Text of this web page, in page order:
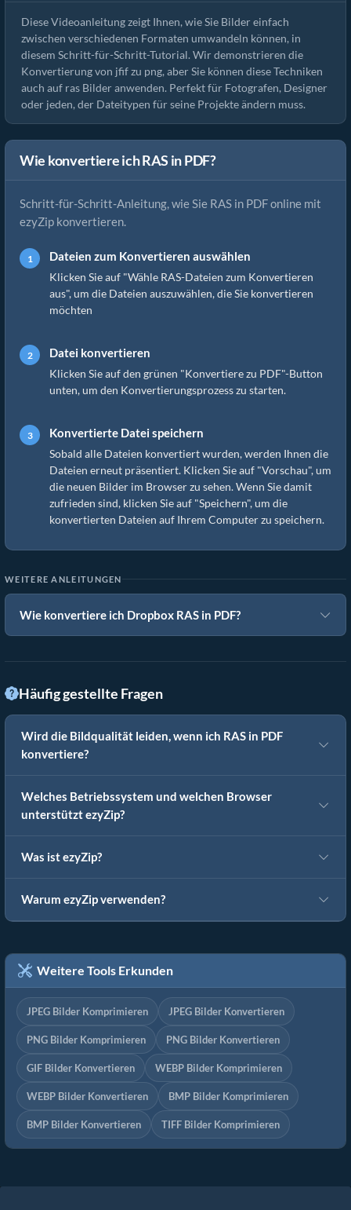
Diese Videoanleitung zeigt Ihnen, wie Sie Bilder einfach
zwischen verschiedenen Formaten umwandeln können, in
diesem Schritt-für-Schritt-Tutorial. Wir demonstrieren die
Konvertierung von jfif zu png, aber Sie können diese Techniken
auch auf ras Bilder anwenden. Perfekt für Fotografen, Designer
oder jeden, der Dateitypen für seine Projekte ändern muss.
Wie konvertiere ich RAS in PDF?
Schritt-für-Schritt-Anleitung, wie Sie RAS in PDF online mit
ezyZip konvertieren.
Dateien zum Konvertieren auswählen
Klicken Sie auf "Wähle RAS-Dateien zum Konvertieren
aus", um die Dateien auszuwählen, die Sie konvertieren
möchten
Datei konvertieren
Klicken Sie auf den grünen "Konvertiere zu PDF"-Button
unten, um den Konvertierungsprozess zu starten.
Konvertierte Datei speichern
Sobald alle Dateien konvertiert wurden, werden Ihnen die
Dateien erneut präsentiert. Klicken Sie auf "Vorschau", um
die neuen Bilder im Browser zu sehen. Wenn Sie damit
zufrieden sind, klicken Sie auf "Speichern", um die
konvertierten Dateien auf Ihrem Computer zu speichern.
WEITERE ANLEITUNGEN
Wie konvertiere ich Dropbox RAS in PDF?
Häufig gestellte Fragen
Wird die Bildqualität leiden, wenn ich RAS in PDF
konvertiere?
Welches Betriebssystem und welchen Browser
unterstützt ezyZip?
Was ist ezyZip?
Warum ezyZip verwenden?
Weitere Tools Erkunden
JPEG Bilder Komprimieren JPEG Bilder Konvertieren
PNG Bilder Komprimieren PNG Bilder Konvertieren
GIF Bilder Konvertieren WEBP Bilder Komprimieren
WEBP Bilder Konvertieren BMP Bilder Komprimieren
BMP Bilder Konvertieren TIFF Bilder Komprimieren